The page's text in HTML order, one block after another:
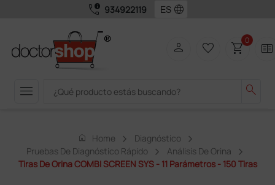
call_quality 934922119 language
menu search
person favorite_border shopping_cart0 two_pager
home Home
Diagnóstico
Pruebas De Diagnóstico Rápido
Análisis De Orina
Tiras De Orina COMBI SCREEN SYS - 11 Parámetros - 150 Tiras